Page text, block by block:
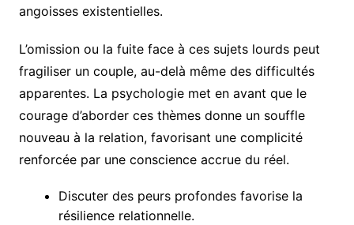
angoisses existentielles.
L’omission ou la fuite face à ces sujets lourds peut
fragiliser un couple, au-delà même des difficultés
apparentes. La psychologie met en avant que le
courage d’aborder ces thèmes donne un souffle
nouveau à la relation, favorisant une complicité
renforcée par une conscience accrue du réel.
Discuter des peurs profondes favorise la
résilience relationnelle.